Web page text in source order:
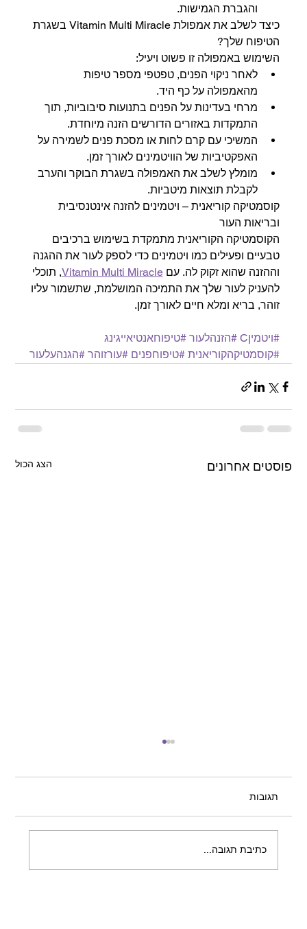
והגברת הגמישות.
כיצד לשלב את אמפולת Vitamin Multi Miracle בשגרת
הטיפוח שלך?
השימוש באמפולה זו פשוט ויעיל:
לאחר ניקוי הפנים, טפטפי מספר טיפות
מהאמפולה על כף היד.
מרחי בעדינות על הפנים בתנועות סיבוביות, תוך
התמקדות באזורים הדורשים הזנה מיוחדת.
המשיכי עם קרם לחות או מסכת פנים לשמירה על
האפקטיביות של הוויטמינים לאורך זמן.
מומלץ לשלב את האמפולה בשגרת הבוקר והערב
לקבלת תוצאות מיטביות.
קוסמטיקה קוריאנית – ויטמינים להזנה אינטנסיבית
ובריאות העור
הקוסמטיקה הקוריאנית מתמקדת בשימוש ברכיבים
טבעיים ופעילים כמו ויטמינים כדי לספק לעור את ההגנה
וההזנה שהוא זקוק לה. עם Vitamin Multi Miracle, תוכלי
להעניק לעור שלך את התמיכה המושלמת, שתשמור עליו
זוהר, בריא ומלא חיים לאורך זמן.
#ויטמיןC #הזנהלעור #טיפוחאנטיאייגינג
#קוסמטיקהקוריאנית #טיפוחפנים #עורזוהר #הגנהעלעור
פוסטים אחרונים הצג הכול
תגובות
כתיבת תגובה...